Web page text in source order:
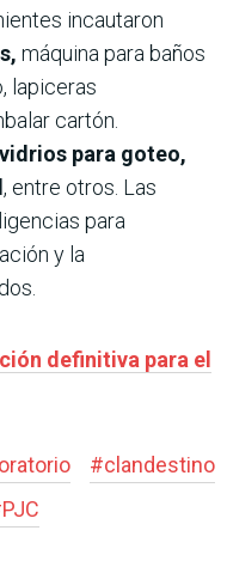
incautaron
máquina para baños
lapiceras
cartón.
para goteo,
, entre otros. Las
para
y la
definitiva para el
#clandestino
PJC